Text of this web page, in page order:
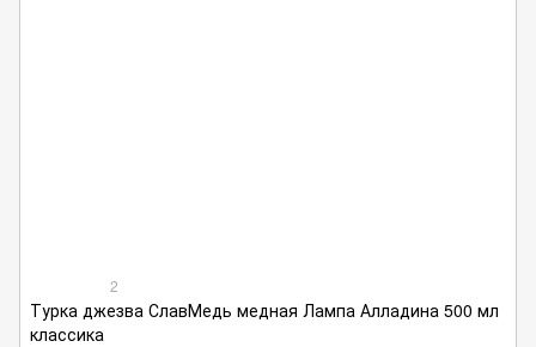
2
Турка джезва СлавМедь медная Лампа Алладина 500 мл
классика